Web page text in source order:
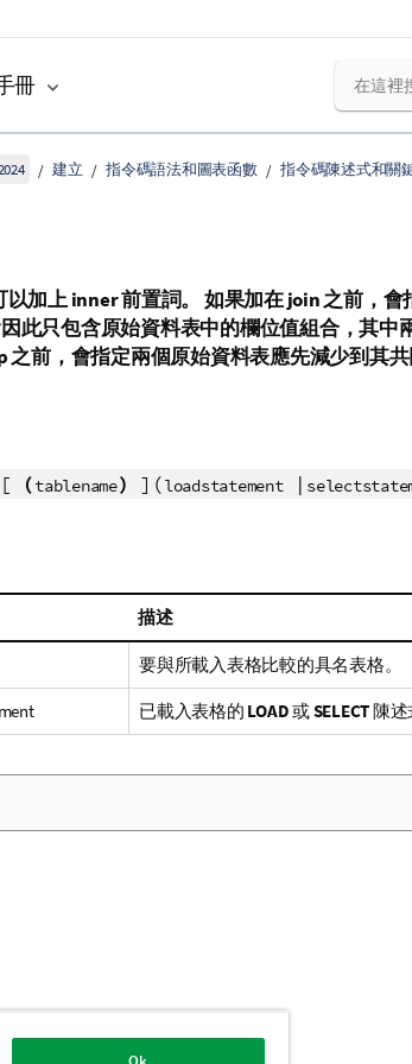
冊
建立 指令碼語法和圖表函數 指令碼陳述式和關
以加上inner前置詞。 如果加在join之前，會
此只包含原始資料表中的欄位值組合，其中
之前，會指定兩個原始資料表應先減少到其
(tablename) ](loadstatement|
描述
要與所載入表格比較的具名表格。
已載入表格的 LOAD或SELECT陳述